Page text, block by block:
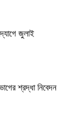
জুলাই
শ্রদ্ধা নিবেদন